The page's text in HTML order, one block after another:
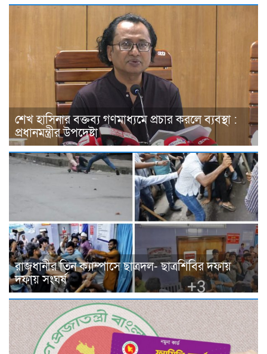
শেখ হাসিনার বক্তব্য গণমাধ্যমে প্রচার করলে ব্যবস্থা :
প্রধানমন্ত্রীর উপদেষ্টা
রাজধানীর তিন ক্যাম্পাসে ছাত্রদল- ছাত্রশিবির দফায়
দফায় সংঘর্ষ